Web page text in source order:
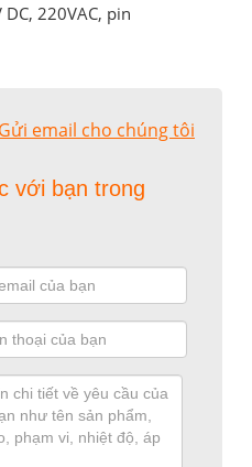
220VAC, pin
Gửi email cho chúng tôi
với bạn trong